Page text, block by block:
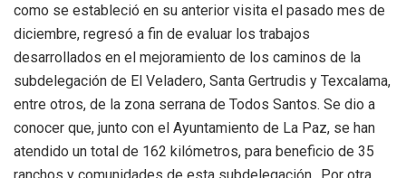
como se estableció en su anterior visita el pasado mes de
diciembre, regresó a fin de evaluar los trabajos
desarrollados en el mejoramiento de los caminos de la
subdelegación de El Veladero, Santa Gertrudis y Texcalama,
entre otros, de la zona serrana de Todos Santos. Se dio a
conocer que, junto con el Ayuntamiento de La Paz, se han
atendido un total de 162 kilómetros, para beneficio de 35